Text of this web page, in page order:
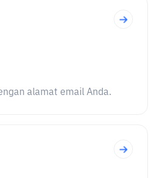
alamat email Anda.